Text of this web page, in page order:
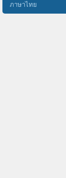
ภาษาไทย